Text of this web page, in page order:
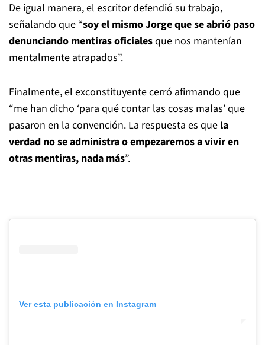
De igual manera, el escritor defendió su trabajo,
señalando que “soy el mismo Jorge que se abrió paso
denunciando mentiras oficialesque nos mantenían
mentalmente atrapados”.
Finalmente, el exconstituyente cerró afirmando que
“me han dicho ‘para qué contar las cosas malas’ que
pasaron en la convención. La respuesta es que la
verdad no se administra o empezaremos a vivir en
otras mentiras, nada más”.
Ver esta publicación en Instagram